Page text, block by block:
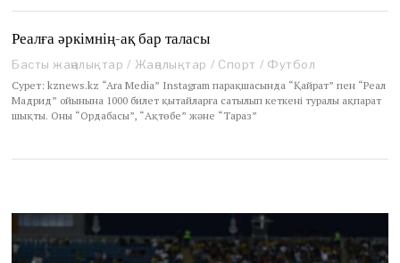
,
5
Реалға әркімнің-ақ бар таласы
Басты жаңалықтар / Жаңалықтар / Спорт / Футбол
Сурет: kznews.kz “Ara Media” Instagram парақшасында “Қайрат” пен “Реал
Мадрид” ойынына 1000 билет қытайларға сатылып кеткені туралы ақпарат
шықты. Оны “Ордабасы”, “Ақтөбе” және “Тараз”